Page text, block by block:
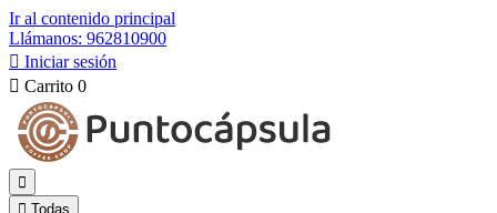
Ir al contenido principal
Llámanos: 962810900
 Iniciar sesión
 Carrito 0

 Todas